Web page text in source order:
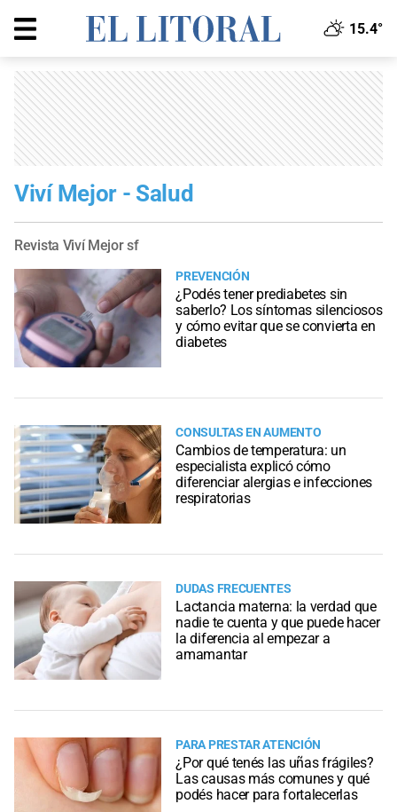
15.4°
Viví Mejor - Salud
Revista Viví Mejor sf
PREVENCIÓN
¿Podés tener prediabetes sin
saberlo? Los síntomas silenciosos
y cómo evitar que se convierta en
diabetes
CONSULTAS EN AUMENTO
Cambios de temperatura: un
especialista explicó cómo
diferenciar alergias e infecciones
respiratorias
DUDAS FRECUENTES
Lactancia materna: la verdad que
nadie te cuenta y que puede hacer
la diferencia al empezar a
amamantar
PARA PRESTAR ATENCIÓN
¿Por qué tenés las uñas frágiles?
Las causas más comunes y qué
podés hacer para fortalecerlas